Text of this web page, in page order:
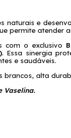
e
permite atender
com o exclusivo
. Essa sinergia
e saudáveis.
alta
Vaselina.